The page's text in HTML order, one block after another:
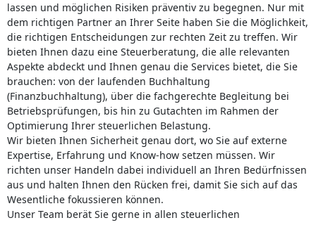
lassen und möglichen Risiken präventiv zu begegnen. Nur mit
dem richtigen Partner an Ihrer Seite haben Sie die Möglichkeit,
die richtigen Entscheidungen zur rechten Zeit zu treffen. Wir
bieten Ihnen dazu eine Steuerberatung, die alle relevanten
Aspekte abdeckt und Ihnen genau die Services bietet, die Sie
brauchen: von der laufenden Buchhaltung
(Finanzbuchhaltung), über die fachgerechte Begleitung bei
Betriebsprüfungen, bis hin zu Gutachten im Rahmen der
Optimierung Ihrer steuerlichen Belastung.
Wir bieten Ihnen Sicherheit genau dort, wo Sie auf externe
Expertise, Erfahrung und Know-how setzen müssen. Wir
richten unser Handeln dabei individuell an Ihren Bedürfnissen
aus und halten Ihnen den Rücken frei, damit Sie sich auf das
Wesentliche fokussieren können.
Unser Team berät Sie gerne in allen steuerlichen